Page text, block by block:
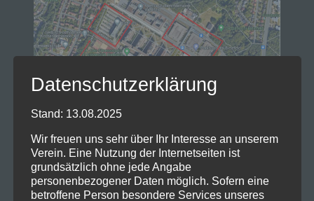
Datenschutzerklärung
Stand: 13.08.2025
Wir freuen uns sehr über Ihr Interesse an unserem
Verein. Eine Nutzung der Internetseiten ist
grundsätzlich ohne jede Angabe
personenbezogener Daten möglich. Sofern eine
betroffene Person besondere Services unseres